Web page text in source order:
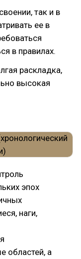
так и в
ее в
в правилах.
раскладка,
высокая
эпох
наги,
областей, а